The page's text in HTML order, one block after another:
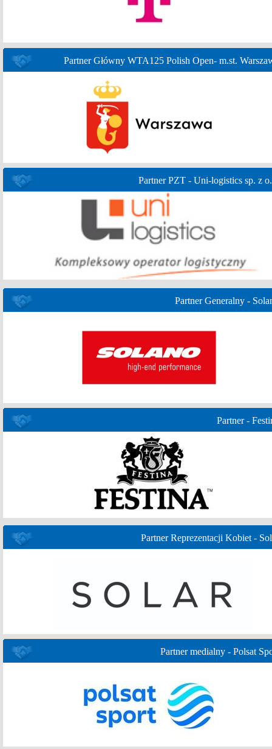
Partner Główny WTA125 Polish Open- m.st.
Partner PZT - Uni-logistics sp. z
Partner Generalny -
Partner -
Partner Reprezentacji Kobiet -
Partner medialny - Polsat